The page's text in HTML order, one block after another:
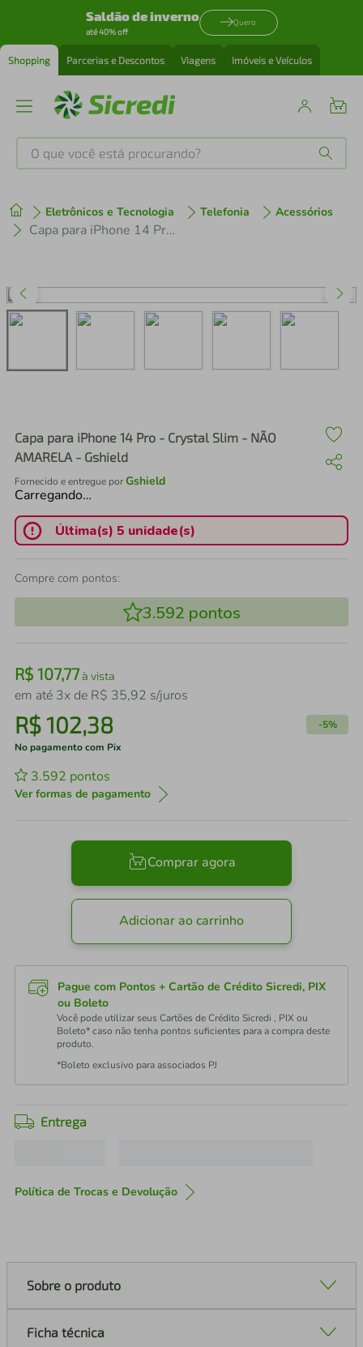
Saldão de inverno
até 40% off
Quero
Shopping Parcerias e Descontos Viagens Imóveis e Veículos
O que você está procurando?
Eletrônicos e Tecnologia Telefonia Acessórios
Capa para iPhone 14 Pro - Crystal Slim - NÃO AMARELA - Gshield
Capa para iPhone 14 Pro - Crystal Slim - NÃO
AMARELA - Gshield
Fornecido e entregue porGshield
Carregando…
Última(s) 5 unidade(s)
Compre com pontos:
3.592 pontos
R$ 107,77à vista
em até 3x de R$ 35,92 s/juros
R$102,38 -5%
No pagamento com Pix
3.592 pontos
Ver formas de pagamento
Comprar agora
Adicionar ao carrinho
Pague com Pontos + Cartão de Crédito Sicredi, PIX
ou Boleto
Você pode utilizar seus Cartões de Crédito Sicredi , PIX ou
Boleto* caso não tenha pontos suficientes para a compra deste
produto.
*Boleto exclusivo para associados PJ
Entrega
Política de Trocas e Devolução
Sobre o produto
Ficha técnica
1º tenis
perfume